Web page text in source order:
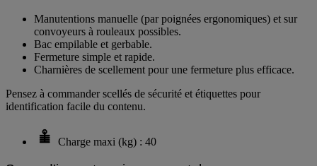
Manutentions manuelle (par poignées ergonomiques) et sur
convoyeurs à rouleaux possibles.
Bac empilable et gerbable.
Fermeture simple et rapide.
Charnières de scellement pour une fermeture plus efficace.
Pensez à commander scellés de sécurité et étiquettes pour
identification facile du contenu.
Charge maxi (kg) : 40